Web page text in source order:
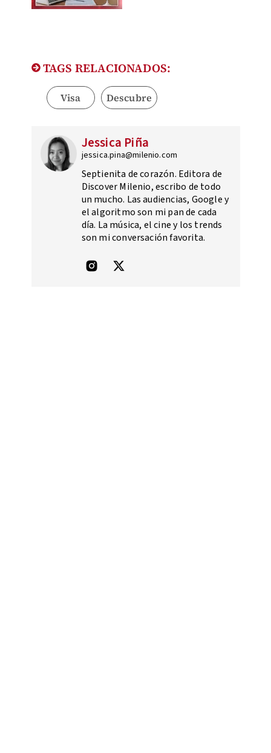
TAGS RELACIONADOS:
Visa Descubre
Jessica Piña
jessica.pina@milenio.com
Septienita de corazón. Editora de
Discover Milenio, escribo de todo
un mucho. Las audiencias, Google y
el algoritmo son mi pan de cada
día. La música, el cine y los trends
son mi conversación favorita.